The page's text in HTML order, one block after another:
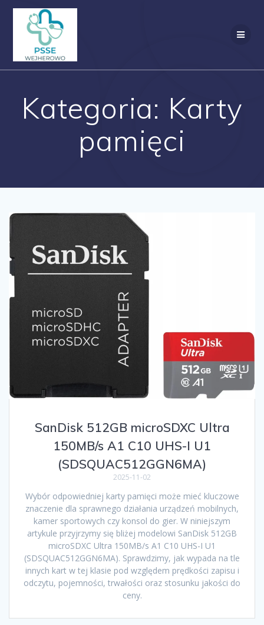
Kategoria: Karty
pamięci
SanDisk 512GB microSDXC Ultra
150MB/s A1 C10 UHS-I U1
(SDSQUAC512GGN6MA)
2025-11-02
Wybór odpowiedniej karty pamięci może mieć kluczowe
znaczenie dla sprawnego działania urządzeń mobilnych,
kamer sportowych czy konsol do gier. W niniejszym
artykule przyjrzymy się bliżej modelowi SanDisk 512GB
microSDXC Ultra 150MB/s A1 C10 UHS-I U1
(SDSQUAC512GGN6MA). Sprawdzimy, jak wypada na tle
innych kart w tej klasie pod względem prędkości zapisu i
odczytu, pojemności, trwałości oraz stosunku jakości do
ceny.